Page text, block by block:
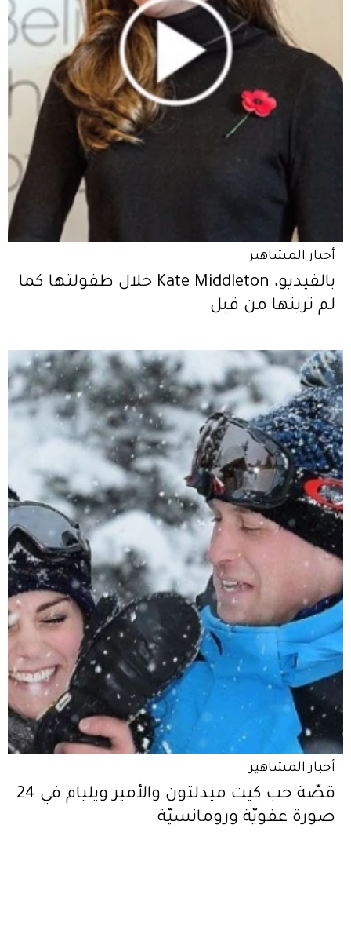
أخبار المشاهير
بالفيديو، Kate Middleton خلال طفولتها كما
لم ترينها من قبل
أخبار المشاهير
قصّة حب كيت ميدلتون والأمير ويليام في 24
صورة عفويّة ورومانسيّة